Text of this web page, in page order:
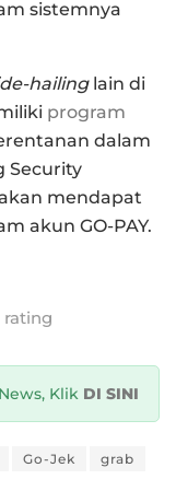
sistemnya
hailinglain di
program
dalam
Security
mendapat
akun GO-PAY.
rating
Klik DI SINI
Go-Jek
grab